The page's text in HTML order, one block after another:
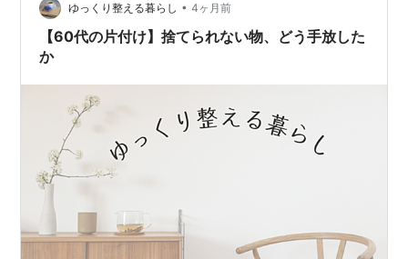
かな夜になると、どうしても考えてしまうのです。 「な
ぜ、こうなってしまったんだろう」と。 整理を…
ゆっくり整える暮らし • 4ヶ月前
【60代の片付け】捨てられない物、どう手放した
か